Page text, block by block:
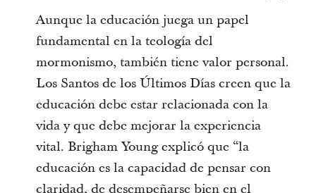
Aunque la educación juega un papel
fundamental en la teología del
mormonismo, también tiene valor personal.
Los Santos de los Últimos Días creen que la
educación debe estar relacionada con la
vida y que debe mejorar la experiencia
vital. Brigham Young explicó que “la
educación es la capacidad de pensar con
claridad, de desempeñarse bien en el